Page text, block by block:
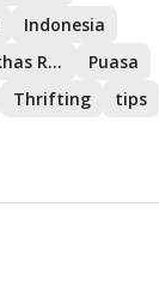
Indonesia
Makanan khas Ramadhan
Puasa
Thrifting
tips